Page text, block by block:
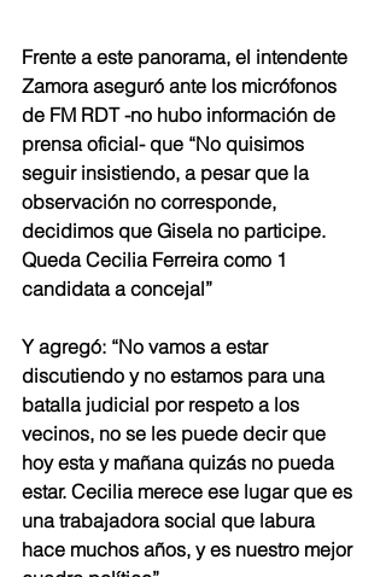
Frente a este panorama, el intendente
Zamora aseguró ante los micrófonos
de FM RDT -no hubo información de
prensa oficial- que “No quisimos
seguir insistiendo, a pesar que la
observación no corresponde,
decidimos que Gisela no participe.
Queda Cecilia Ferreira como 1
candidata a concejal”
Y agregó: “No vamos a estar
discutiendo y no estamos para una
batalla judicial por respeto a los
vecinos, no se les puede decir que
hoy esta y mañana quizás no pueda
estar. Cecilia merece ese lugar que es
una trabajadora social que labura
hace muchos años, y es nuestro mejor